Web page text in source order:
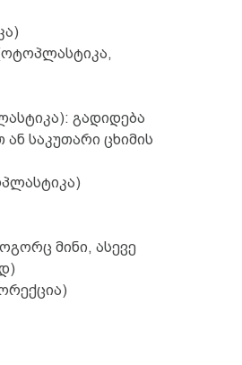
გადიდება
საკუთარი ცხიმის
მინი, ასევე